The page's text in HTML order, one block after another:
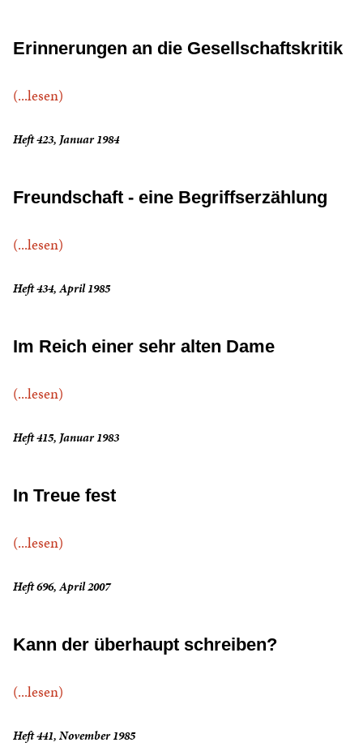
Erinnerungen an die Gesellschaftskritik
(...lesen)
Heft 423, Januar 1984
Freundschaft - eine Begriffserzählung
(...lesen)
Heft 434, April 1985
Im Reich einer sehr alten Dame
(...lesen)
Heft 415, Januar 1983
In Treue fest
(...lesen)
Heft 696, April 2007
Kann der überhaupt schreiben?
(...lesen)
Heft 441, November 1985